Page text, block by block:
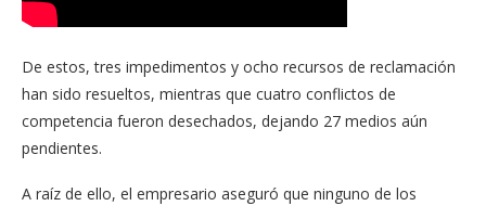
De estos, tres impedimentos y ocho recursos de reclamación
han sido resueltos, mientras que cuatro conflictos de
competencia fueron desechados, dejando 27 medios aún
pendientes.
A raíz de ello, el empresario aseguró que ninguno de los